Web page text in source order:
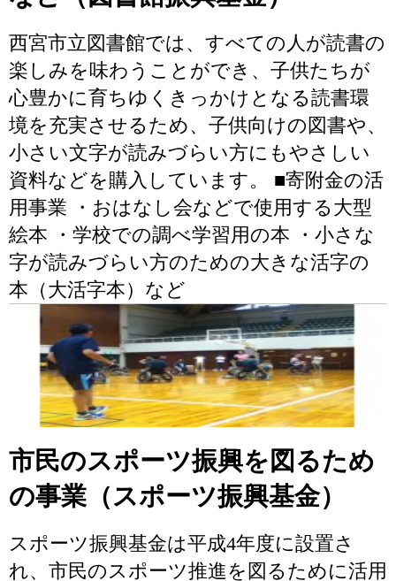
西宮市立図書館では、すべての人が読書の
楽しみを味わうことができ、子供たちが
心豊かに育ちゆくきっかけとなる読書環
境を充実させるため、子供向けの図書や、
小さい文字が読みづらい方にもやさしい
資料などを購入しています。 ■寄附金の活
用事業 ・おはなし会などで使用する大型
絵本 ・学校での調べ学習用の本 ・小さな
字が読みづらい方のための大きな活字の
本（大活字本）など
市民のスポーツ振興を図るため
の事業（スポーツ振興基金）
スポーツ振興基金は平成4年度に設置さ
れ、市民のスポーツ推進を図るために活用